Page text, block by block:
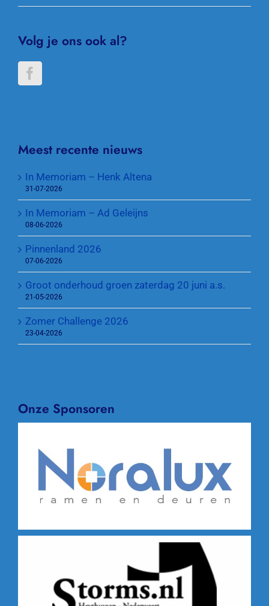
Volg je ons ook al?
Meest recente nieuws
In Memoriam – Henk Altena
31-07-2026
In Memoriam – Ad Geleijns
08-06-2026
Pinnenland 2026
07-06-2026
Groot onderhoud groen zaterdag 20 juni a.s.
21-05-2026
Zomer Challenge 2026
23-04-2026
Onze Sponsoren